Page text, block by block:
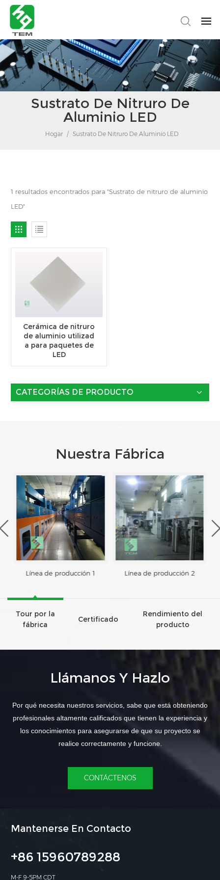
Sustrato De Nitruro De
Aluminio LED
Hogar / Sustrato De Nitruro De Aluminio LED
1 resultados encontrados para "Sustrato de nitruro de aluminio
LED"
Cerámica de nitruro
de aluminio utilizad
a para paquetes de
LED
CATEGORÍAS DE PRODUCTO
Nuestra Fábrica
Línea de producción 1 Línea de producción 2
Tour por la
fábrica
Certificado
Rendimiento del
producto
Llámanos Y Hazlo
Por qué necesita nuestros servicios, sabe que está obteniendo
profesionales altamente calificados que tienen la experiencia y
los conocimientos para asegurarse de que su proyecto se
realice correctamente y funcione.
CONTÁCTENOS
Mantenerse En Contacto
+86 15960789288
M-F 9-5PM CDT